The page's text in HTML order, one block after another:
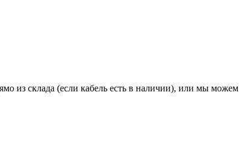
из склада (если кабель есть в наличии), или мы